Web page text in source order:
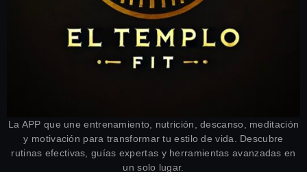
La APP que une entrenamiento, nutrición, descanso, meditación
y motivación para transformar tu estilo de vida. Descubre
rutinas efectivas, guías expertas y herramientas avanzadas en
un solo lugar.